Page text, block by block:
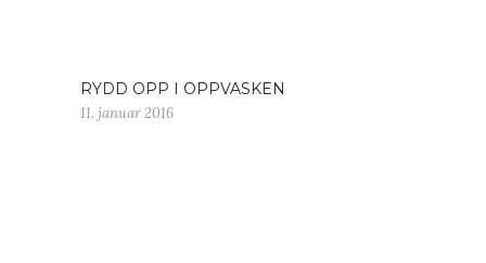
RYDD OPP I OPPVASKEN
11. januar 2016